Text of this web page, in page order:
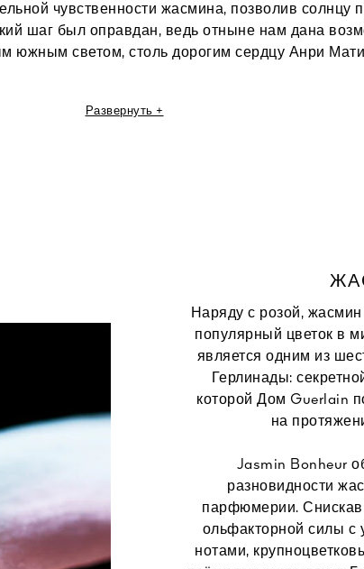
чувственности жасмина, позволив солнцу
шаг был оправдан, ведь отныне нам дана
южным светом, столь дорогим сердцу Анри
Матисса».
Развернуть +
Наряду с розой,
популярный цветок в
является одним из
Герлинады:
которой Дом Guerlain
на
Jasmin Bonheur
разновидности
парфюмерии. Снискав
ольфакторной силы с
нотами,